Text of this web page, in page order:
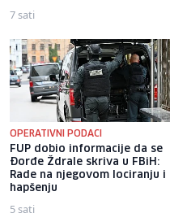
7 sati
OPERATIVNI PODACI
FUP dobio informacije da se
Đorđe Ždrale skriva u FBiH:
Rade na njegovom lociranju i
hapšenju
5 sati